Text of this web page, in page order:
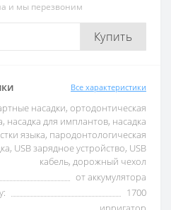
и мы перезвоним
Купить
Все характеристики
насадки, ортодонтическая
насадка для имплантов, насадка
языка, пародонтологическая
USB зарядное устройство, USB
кабель, дорожный чехол
от аккумулятора
1700